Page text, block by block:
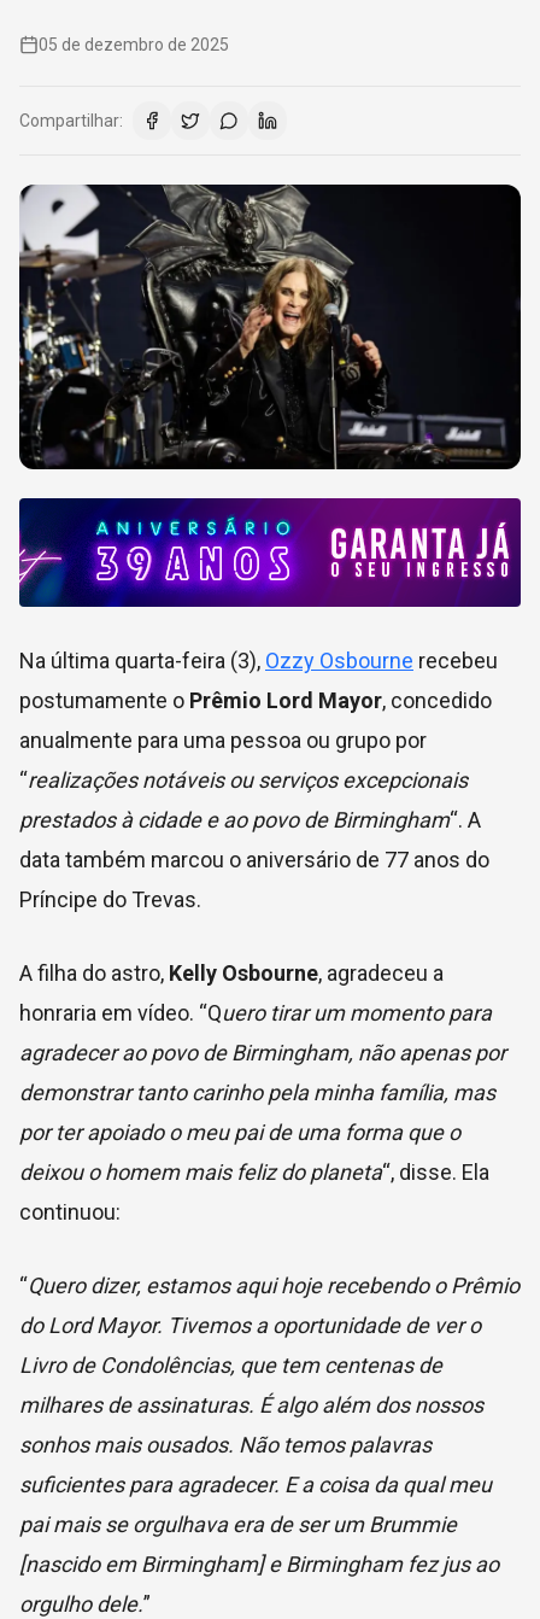
05 de dezembro de 2025
Compartilhar:
Na última quarta-feira (3), Ozzy Osbourne recebeu
postumamente o Prêmio Lord Mayor, concedido
anualmente para uma pessoa ou grupo por
“realizações notáveis ​​ou serviços excepcionais
prestados à cidade e ao povo de Birmingham“. A
data também marcou o aniversário de 77 anos do
Príncipe do Trevas.
A filha do astro, Kelly Osbourne, agradeceu a
honraria em vídeo. “Quero tirar um momento para
agradecer ao povo de Birmingham, não apenas por
demonstrar tanto carinho pela minha família, mas
por ter apoiado o meu pai de uma forma que o
deixou o homem mais feliz do planeta“, disse. Ela
continuou:
“Quero dizer, estamos aqui hoje recebendo o Prêmio
do Lord Mayor. Tivemos a oportunidade de ver o
Livro de Condolências, que tem centenas de
milhares de assinaturas. É algo além dos nossos
sonhos mais ousados. Não temos palavras
suficientes para agradecer. E a coisa da qual meu
pai mais se orgulhava era de ser um Brummie
[nascido em Birmingham] e Birmingham fez jus ao
orgulho dele.”